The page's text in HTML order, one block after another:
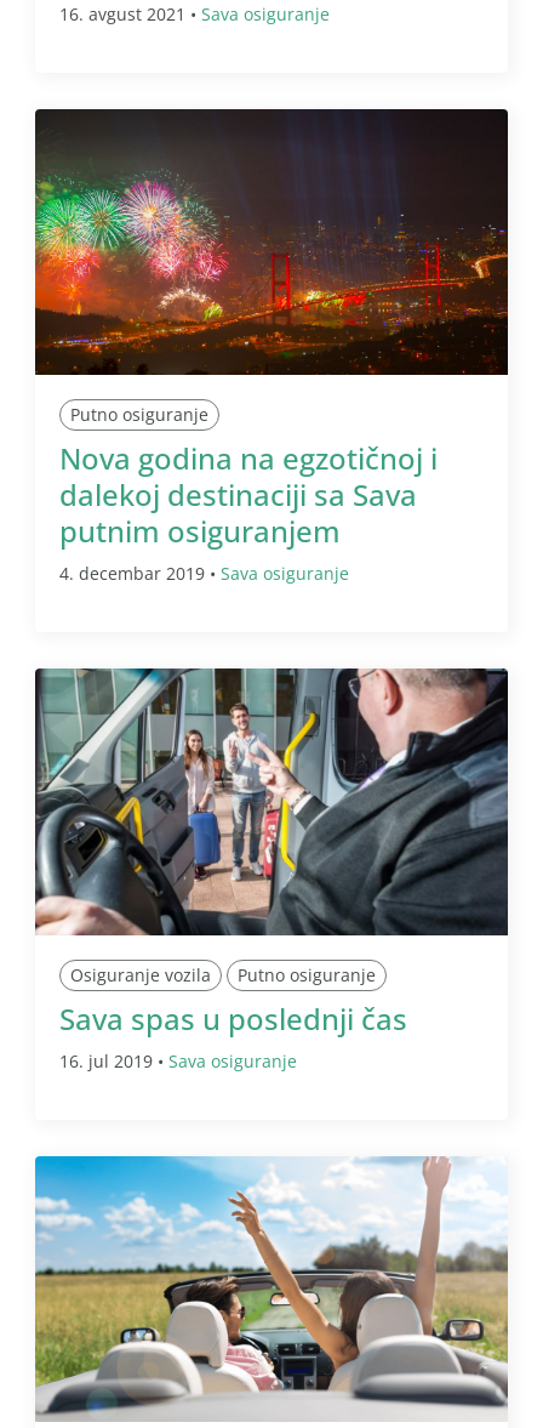
16. avgust 2021 • Sava osiguranje
Putno osiguranje
Nova godina na egzotičnoj i
dalekoj destinaciji sa Sava
putnim osiguranjem
4. decembar 2019 • Sava osiguranje
Osiguranje vozila Putno osiguranje
Sava spas u poslednji čas
16. jul 2019 • Sava osiguranje